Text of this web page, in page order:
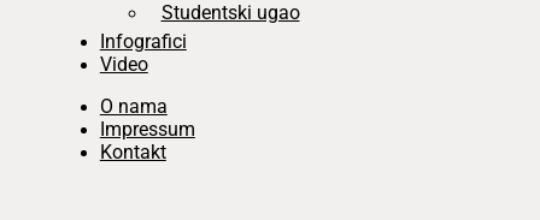
Studentski ugao
Infografici
Video
O nama
Impressum
Kontakt